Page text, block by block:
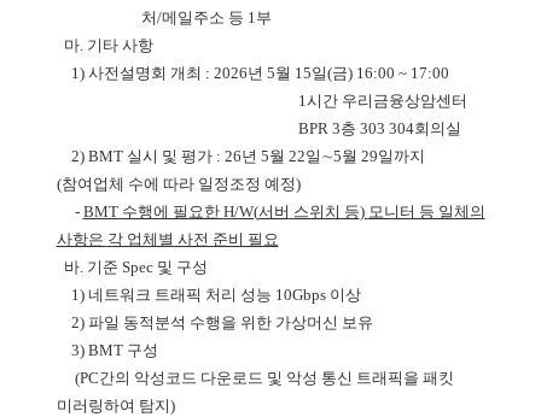
처/메일주소 등 1부
마. 기타 사항
1) 사전설명회 개최 : 2026년 5월 15일(금) 16:00 ~ 17:00
1시간 우리금융상암센터
BPR 3층303 304회의실
2) BMT 실시 및 평가 : 26년 5월 22일 ∼5월 29일까지
(참여업체 수에 따라 일정조정 예정)
- BMT 수행에 필요한 H/W(서버 스위치 등) 모니터 등 일체의
사항은 각 업체별 사전 준비 필요
바. 기준 Spec 및 구성
1) 네트워크 트래픽 처리 성능 10Gbps 이상
2) 파일 동적분석 수행을 위한 가상머신 보유
3) BMT 구성
(PC간의 악성코드 다운로드 및 악성 통신 트래픽을 패킷
미러링하여 탐지)